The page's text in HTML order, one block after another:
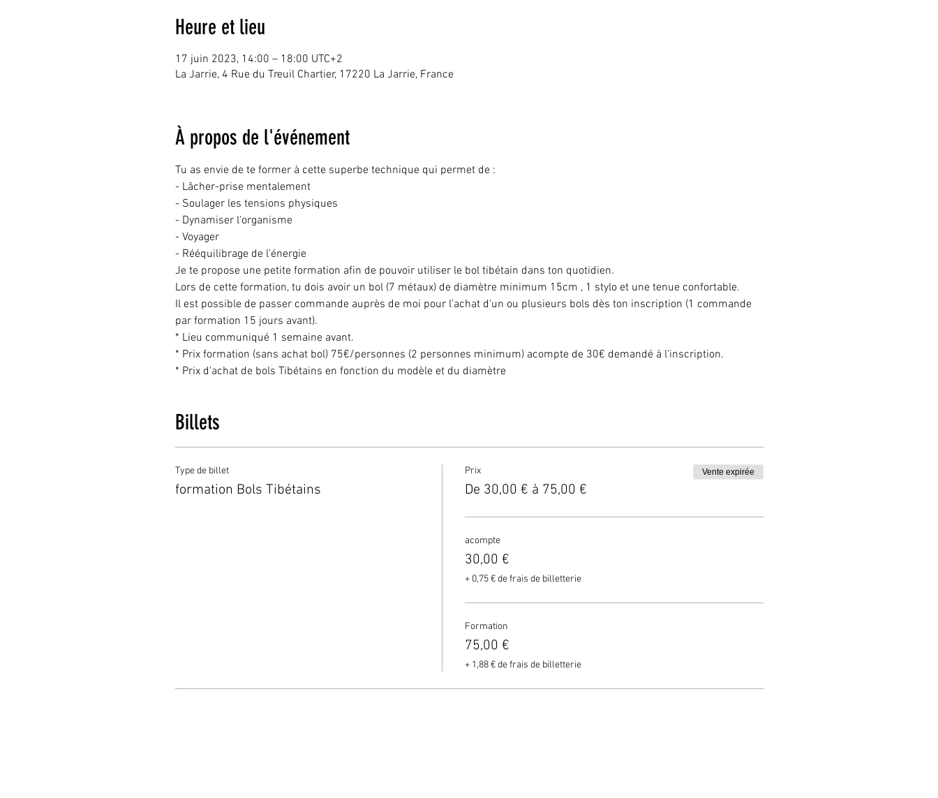
Heure et lieu
17 juin 2023, 14:00 – 18:00 UTC+2
La Jarrie, 4 Rue du Treuil Chartier, 17220 La Jarrie, France
À propos de l'événement
Tu as envie de te former à cette superbe technique qui permet de :
- Lâcher-prise mentalement
- Soulager les tensions physiques
- Dynamiser l'organisme
- Voyager
- Rééquilibrage de l'énergie
Je te propose une petite formation afin de pouvoir utiliser le bol tibétain dans ton quotidien.
Lors de cette formation, tu dois avoir un bol (7 métaux) de diamètre minimum 15cm , 1 stylo et une tenue confortable.
Il est possible de passer commande auprès de moi pour l'achat d'un ou plusieurs bols dès ton inscription (1 commande
par formation 15 jours avant).
* Lieu communiqué 1 semaine avant.
* Prix formation (sans achat bol) 75€/personnes (2 personnes minimum) acompte de 30€ demandé à l'inscription.
* Prix d'achat de bols Tibétains en fonction du modèle et du diamètre
Billets
Type de billet
formation Bols Tibétains
Prix
De 30,00 € à 75,00 €
Vente expirée
acompte
30,00 €
+ 0,75 € de frais de billetterie
Formation
75,00 €
+ 1,88 € de frais de billetterie